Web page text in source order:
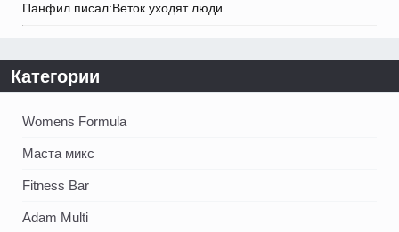
Панфил писал:Веток уходят люди.
Категории
Womens Formula
Маста микс
Fitness Bar
Adam Multi